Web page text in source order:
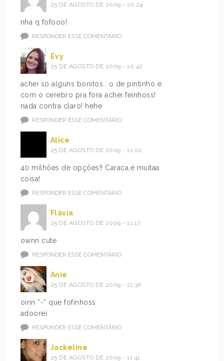
25 DE AGOSTO DE 2009 - 10:24
nha q fofooo!
RESPONDER ESSE COMENTÁRIO
Evy
25 DE AGOSTO DE 2009 - 10:42
achei só alguns bonitos.. o de pintinho e
com o cerebro pra fora achei feinhoss!
nada contra claro! hehe
RESPONDER ESSE COMENTÁRIO
Alice
25 DE AGOSTO DE 2009 - 11:02
40 milhões de opções!! Caraca,é muitaa
coisa!
RESPONDER ESSE COMENTÁRIO
Flávia
25 DE AGOSTO DE 2009 - 11:17
ownn cute
RESPONDER ESSE COMENTÁRIO
Anie
25 DE AGOSTO DE 2009 - 11:36
oinn *-* que fofinhoss
adoorei
RESPONDER ESSE COMENTÁRIO
Jackeline
25 DE AGOSTO DE 2009 - 11:41